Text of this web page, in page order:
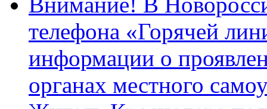
телефона «Горячей
информации о
органах местного